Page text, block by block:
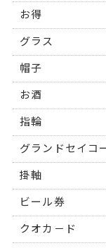
お得
グラス
帽子
お酒
指輪
グランドセイコ
掛軸
ビール券
クオカ－ド